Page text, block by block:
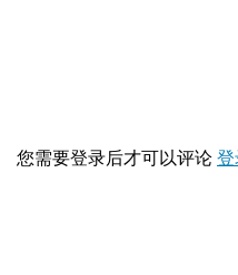
您需要登录后才可以评论 登